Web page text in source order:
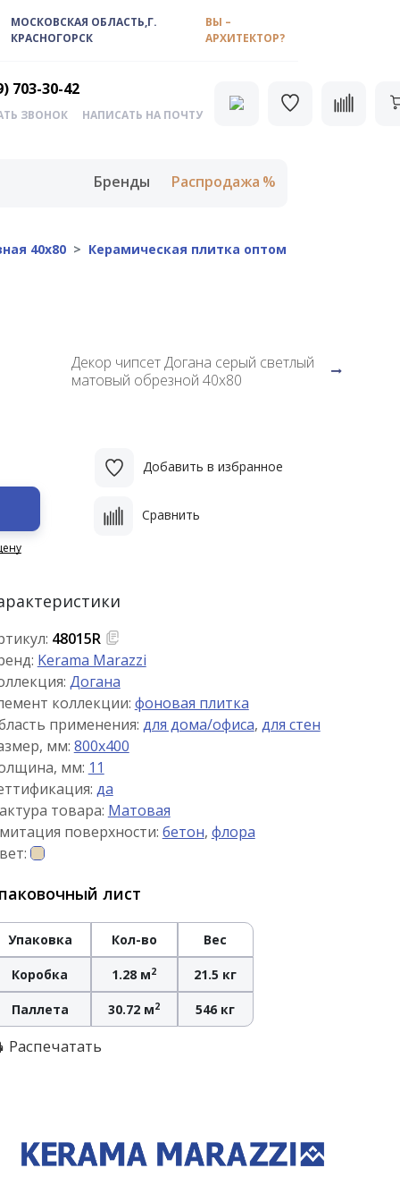
МОСКОВСКАЯ ОБЛАСТЬ,Г.
КРАСНОГОРСК
ВЫ –
АРХИТЕКТОР?
703-30-42
ЗВОНОК НАПИСАТЬ НА ПОЧТУ
Бренды Распродажа
40х80 Керамическая плитка оптом
Декор чипсет Догана серый светлый
матовый обрезной 40х80
Добавить в избранное
Сравнить
48015R
Kerama Marazzi
Догана
коллекции: фоновая плитка
применения: для дома/офиса, для стен
мм: 800x400
мм: 11
да
товара: Матовая
поверхности: бетон, флора
лист
Упаковка Кол-во Вес
Коробка 1.28 м2 21.5 кг
Паллета 30.72 м2 546 кг
Распечатать